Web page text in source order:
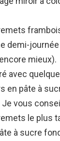
demi-
mieux).
avec
en pâte à
vous
le plus
à sucre